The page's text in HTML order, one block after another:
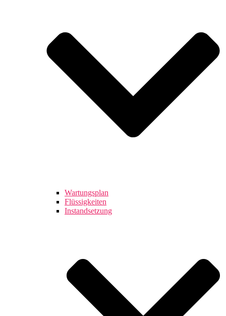
Wartungsplan
Flüssigkeiten
Instandsetzung